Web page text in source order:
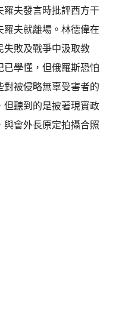
羅夫發言時批評西方干
夫就離場。林德偉在
失敗及戰爭中汲取教
學懂，但俄羅斯恐怕
被侵略無辜受害者的
但聽到的是披著現實政
與會外長原定拍攝合照